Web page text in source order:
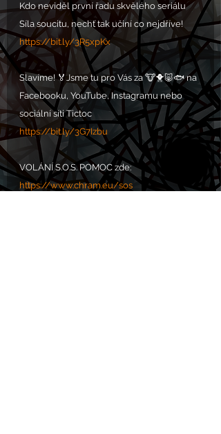
Kdo neviděl první řadu skvělého seriálu
Síla soucitu, nechť tak učiní co nejdříve!
https://bit.ly/3R5xpKx
Slavíme! 🏅Jsme tu pro Vás za 🐮🐥🐷🐟 na
Facebooku, YouTube, Instagramu nebo
sociální síti Tictoc
https://bit.ly/3G7Izbu
VOLÁNÍ S.O.S. POMOC zde:
https://www.chram.eu/sos